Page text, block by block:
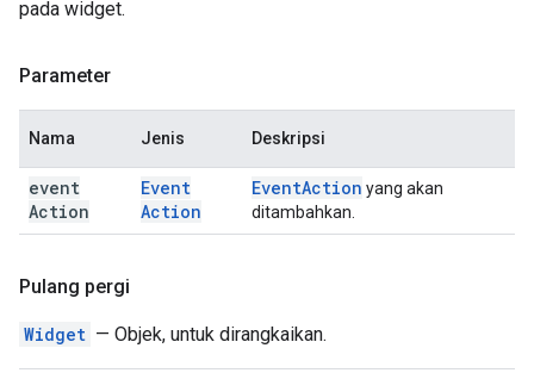
pada widget.
Parameter
Nama Jenis Deskripsi
event
Action
Event
Action
EventAction yang akan
ditambahkan.
Pulang pergi
Widget — Objek, untuk dirangkaikan.